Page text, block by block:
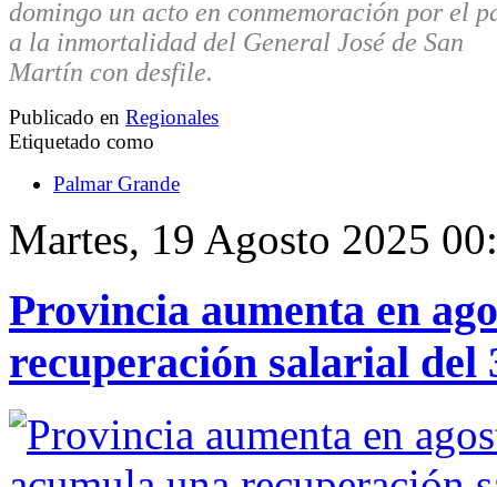
domingo un acto en conmemoración por el
a la inmortalidad del General José de San
Martín con desfile.
Publicado en Regionales
Etiquetado como
Palmar Grande
Martes, 19 Agosto 2025
Provincia aumenta en
recuperación salarial del